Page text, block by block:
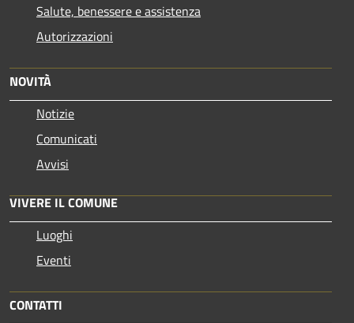
Salute, benessere e assistenza
Autorizzazioni
NOVITÀ
Notizie
Comunicati
Avvisi
VIVERE IL COMUNE
Luoghi
Eventi
CONTATTI